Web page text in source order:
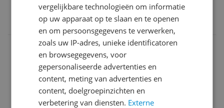
8806097108054
Aansluitingen
Afmetingen
Algemeen
Technisch
vergelijkbare technologieën om informatie
op uw apparaat op te slaan en te openen
en om persoonsgegevens te verwerken,
zoals uw IP-adres, unieke identificatoren
en browsegegevens, voor
gepersonaliseerde advertenties en
content, meting van advertenties en
content, doelgroepinzichten en
verbetering van diensten. Externe